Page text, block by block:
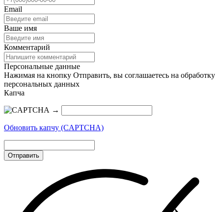
Email
Ваше имя
Комментарий
Персональные данные
Нажимая на кнопку Отправить, вы соглашаетесь на обработку
персональных данных
Капча
→
Обновить капчу (CAPTCHA)
Отправить